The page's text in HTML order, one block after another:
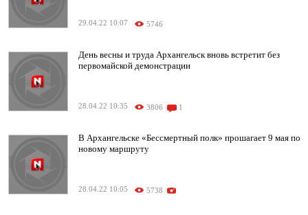
29.04.22 10:07 5746
День весны и труда Архангельск вновь встретит без
первомайской демонстрации
28.04.22 10:35 3806 1
В Архангельске «Бессмертный полк» прошагает 9 мая по
новому маршруту
28.04.22 10:05 5738